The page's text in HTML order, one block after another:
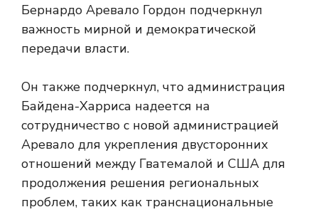
Бернардо Аревало Гордон подчеркнул
важность мирной и демократической
передачи власти.
Он также подчеркнул, что администрация
Байдена-Харриса надеется на
сотрудничество с новой администрацией
Аревало для укрепления двусторонних
отношений между Гватемалой и США для
продолжения решения региональных
проблем, таких как транснациональные